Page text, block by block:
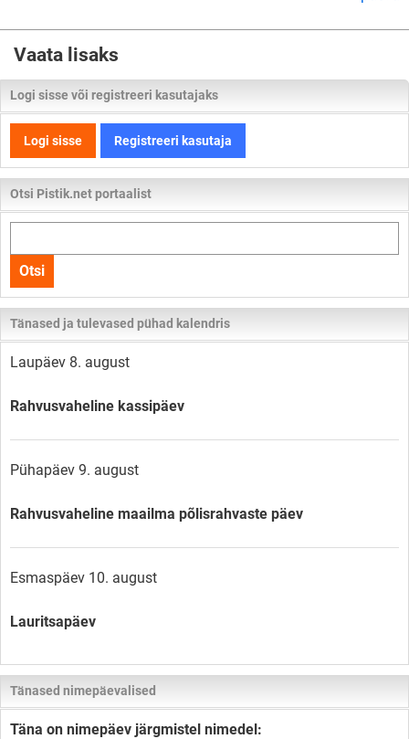
Vaata lisaks
Logi sisse või registreeri kasutajaks
Logi sisse Registreeri kasutaja
Otsi Pistik.net portaalist
kogu
lehelt
Otsi
Tänased ja tulevased pühad kalendris
Laupäev 8. august
Rahvusvaheline kassipäev
Pühapäev 9. august
Rahvusvaheline maailma põlisrahvaste päev
Esmaspäev 10. august
Lauritsapäev
Tänased nimepäevalised
Täna on nimepäev järgmistel nimedel: